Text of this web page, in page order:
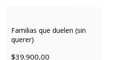
Familias que duelen (sin
querer)
$39.900,00